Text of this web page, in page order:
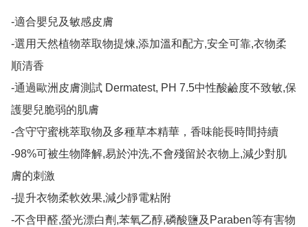
-適合嬰兒及敏感皮膚
-選用天然植物萃取物提煉,添加溫和配方,安全可靠,衣物柔
順清香
-通過歐洲皮膚測試 Dermatest, PH 7.5中性酸鹼度不致敏,保
護嬰兒脆弱的肌膚
-含守守蜜桃萃取物及多種草本精華，香味能長時間持續
-98%可被生物降解,易於沖洗,不會殘留於衣物上,減少對肌
膚的刺激
-提升衣物柔軟效果,減少靜電粘附
-不含甲醛,螢光漂白劑,苯氧乙醇,磷酸鹽及Paraben等有害物